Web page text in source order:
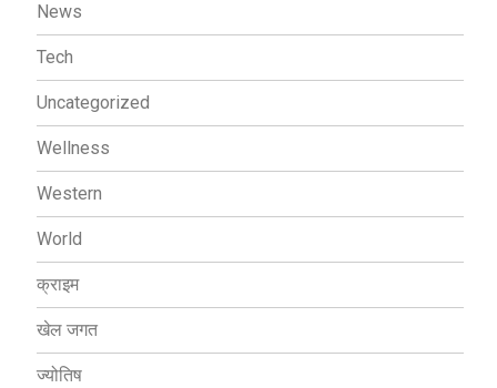
News
Tech
Uncategorized
Wellness
Western
World
क्राइम
खेल जगत
ज्योतिष